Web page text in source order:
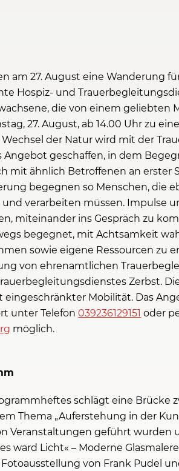
am 27. August eine Wanderung
Hospiz- und
die von einem geliebten
27. August, ab 14.00 Uhr zu
der Natur wird mit der
Angebot geschaffen, in dem
mit ähnlich Betroffenen an erster
begegnen so Menschen, die
verarbeiten müssen. Impulse
miteinander ins Gespräch zu
begegnet, mit Achtsamkeit
sowie eigene Ressourcen zu
von ehrenamtlichen
Zerbst.
Mobilität. Das
unter Telefon039236129151 oder
möglich.
schlägt eine Brücke
Thema „Auferstehung in der
Veranstaltungen geführt wurden
ward Licht« – Moderne
von Frank Pudel